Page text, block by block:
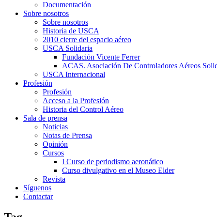
Documentación
Sobre nosotros
Sobre nosotros
Historia de USCA
2010 cierre del espacio aéreo
USCA Solidaria
Fundación Vicente Ferrer
ACAS. Asociación De Controladores Aéreos
USCA Internacional
Profesión
Profesión
Acceso a la Profesión
Historia del Control Aéreo
Sala de prensa
Noticias
Notas de Prensa
Opinión
Cursos
I Curso de periodismo aeronático
Curso divulgativo en el Museo Elder
Revista
Síguenos
Contactar